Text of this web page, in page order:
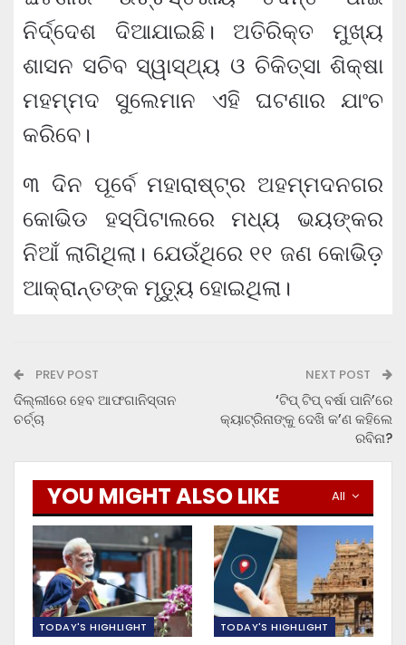
ନିର୍ଦ୍ଦେଶ ଦିଆଯାଇଛି। ଅତିରିକ୍ତ ମୁଖ୍ୟ
ଶାସନ ସଚିବ ସ୍ୱାସ୍ଥ୍ୟ ଓ ଚିକିତ୍ସା ଶିକ୍ଷା
ମହମ୍ମଦ ସୁଲେମାନ ଏହି ଘଟଣାର ଯାଂଚ
କରିବେ।
୩ ଦିନ ପୂର୍ବେ ମହାରାଷ୍ଟ୍ର ଅହମ୍ମଦନଗର
କୋଭିଡ ହସ୍ପିଟାଲରେ ମଧ୍ୟ ଭୟଙ୍କର
ନିଆଁ ଲାଗିଥିଲା। ଯେଉଁଥିରେ ୧୧ ଜଣ କୋଭିଡ଼
ଆକ୍ରାନ୍ତଙ୍କ ମୃତ୍ୟୁ ହୋଇଥିଲା।
PREV POST
ଦିଲ୍ଲୀରେ ହେବ ଆଫଗାନିସ୍ତାନ
ଚର୍ଚ୍ଚା
NEXT POST
‘ଟିପ୍ ଟିପ୍ ବର୍ଷା ପାନି’ରେ
କ୍ୟାଟ୍ରିନାଙ୍କୁ ଦେଖି କ’ଣ କହିଲେ
ରବିନା?
All
YOU MIGHT ALSO LIKE
TODAY'S HIGHLIGHT TODAY'S HIGHLIGHT